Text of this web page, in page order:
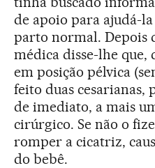
de apoio para ajudá-
parto normal. Depois
médica disse-lhe que,
em posição pélvica
feito duas cesarianas,
de imediato, a mais
cirúrgico. Se não o
romper a cicatriz,
do bebê.